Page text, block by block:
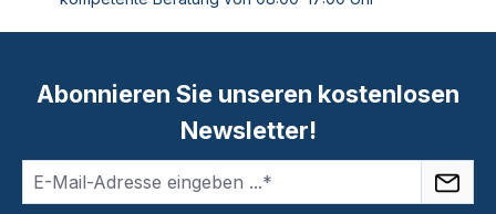
Abonnieren Sie unseren kostenlosen
Newsletter!